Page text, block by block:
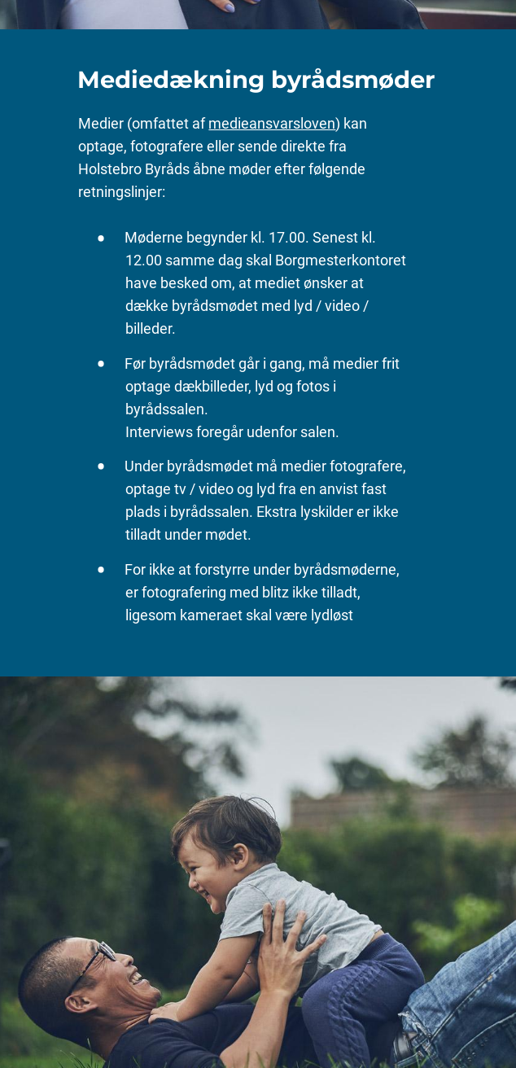
Mediedækning byrådsmøder
Medier (omfattet afmedieansvarsloven) kan
optage, fotografere eller sende direkte fra
Holstebro Byråds åbne møder efter følgende
retningslinjer:
Møderne begynder kl. 17.00. Senest kl.
12.00 samme dag skal Borgmesterkontoret
have besked om, at mediet ønsker at
dække byrådsmødet med lyd / video /
billeder.
Før byrådsmødet går i gang, må medier frit
optage dækbilleder, lyd og fotos i
byrådssalen.
Interviews foregår udenfor salen.
Under byrådsmødet må medier fotografere,
optage tv / video og lyd fra en anvist fast
plads i byrådssalen. Ekstra lyskilder er ikke
tilladt under mødet.
For ikke at forstyrre under byrådsmøderne,
er fotografering med blitz ikke tilladt,
ligesom kameraet skal være lydløst